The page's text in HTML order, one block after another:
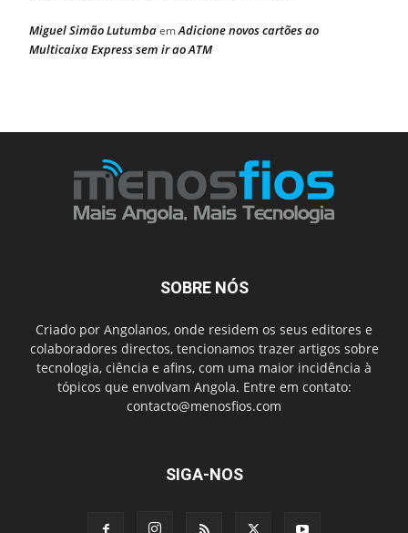
Miguel Simão LutumbaemAdicione novos cartões ao
Multicaixa Express sem ir ao ATM
SOBRE NÓS
Criado por Angolanos, onde residem os seus editores e
colaboradores directos, tencionamos trazer artigos sobre
tecnologia, ciência e afins, com uma maior incidência à
tópicos que envolvam Angola. Entre em contato:
contacto@menosfios.com
SIGA-NOS